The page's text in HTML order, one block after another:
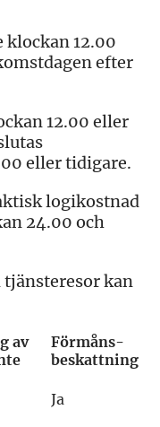
klockan 12.00
efter
12.00 eller
eller tidigare.
logikostnad
24.00 och
kan
av
Förmåns-
beskattning
Ja